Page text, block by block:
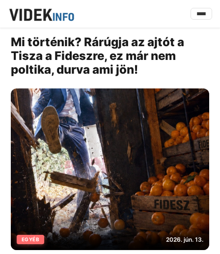
Mi történik? Rárúgja az ajtót a
Tisza a Fideszre, ez már nem
poltika, durva ami jön!
EGYÉB 2026. jún. 13.